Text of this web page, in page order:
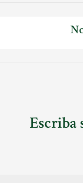
Escriba